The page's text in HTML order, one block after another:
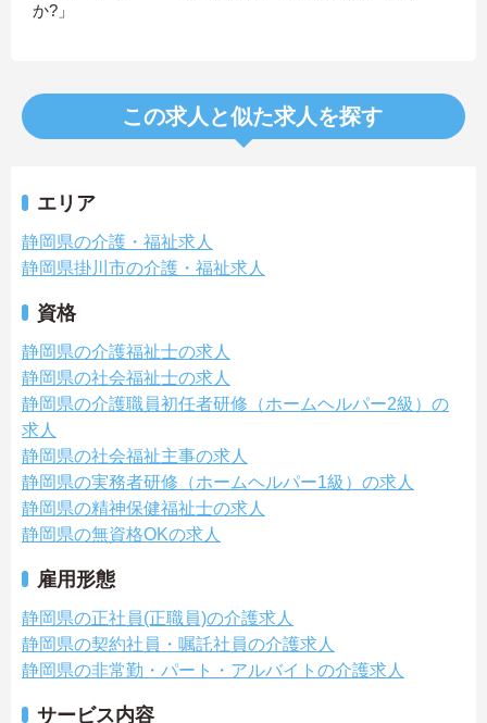
か?」
この求人と似た求人を探す
エリア
静岡県の介護・福祉求人
静岡県掛川市の介護・福祉求人
資格
静岡県の介護福祉士の求人
静岡県の社会福祉士の求人
静岡県の介護職員初任者研修（ホームヘルパー2級）の
求人
静岡県の社会福祉主事の求人
静岡県の実務者研修（ホームヘルパー1級）の求人
静岡県の精神保健福祉士の求人
静岡県の無資格OKの求人
雇用形態
静岡県の正社員(正職員)の介護求人
静岡県の契約社員・嘱託社員の介護求人
静岡県の非常勤・パート・アルバイトの介護求人
サービス内容